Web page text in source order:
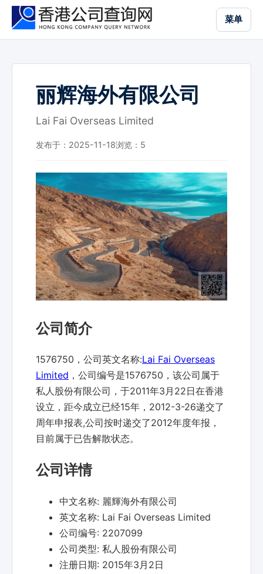
菜单
丽辉海外有限公司
Lai Fai Overseas Limited
发布于：2025-11-18浏览： 5
公司简介
1576750，公司英文名称:Lai Fai Overseas
Limited ，公司编号是1576750，该公司属于
私人股份有限公司，于2011年3月22日在香港
设立，距今成立已经15年，2012-3-26递交了
周年申报表,公司按时递交了2012年度年报，
目前属于已告解散状态。
公司详情
中文名称: 麗輝海外有限公司
英文名称: Lai Fai Overseas Limited
公司编号: 2207099
公司类型: 私人股份有限公司
注册日期: 2015年3月2日